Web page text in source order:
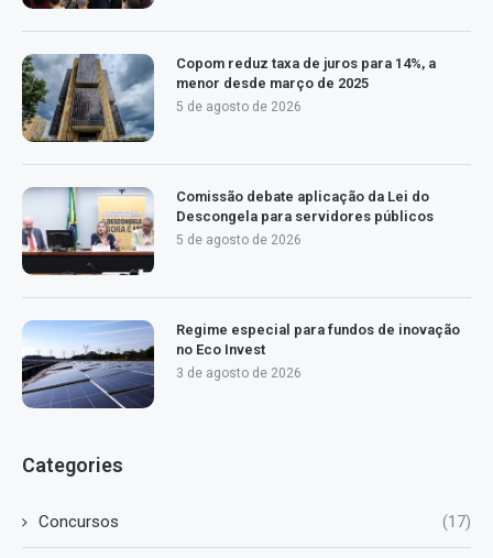
Copom reduz taxa de juros para 14%, a
menor desde março de 2025
5 de agosto de 2026
Comissão debate aplicação da Lei do
Descongela para servidores públicos
5 de agosto de 2026
Regime especial para fundos de inovação
no Eco Invest
3 de agosto de 2026
Categories
Concursos (17)